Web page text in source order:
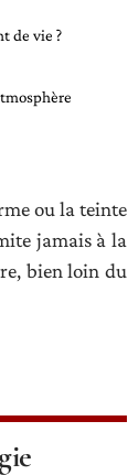
de vie ?
ou la teinte
jamais à la
bien loin du